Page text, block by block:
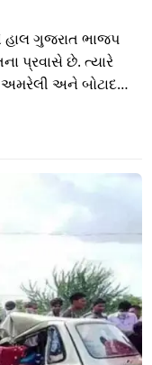
હાલ ગુજરાત ભાજપ
પ્રવાસે છે. ત્યારે
અને બોટાદનો